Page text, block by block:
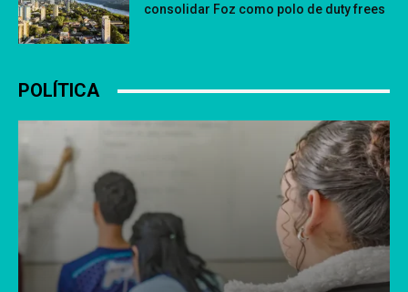
consolidar Foz como polo de duty frees
POLÍTICA